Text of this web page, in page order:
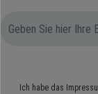
Ich habe das